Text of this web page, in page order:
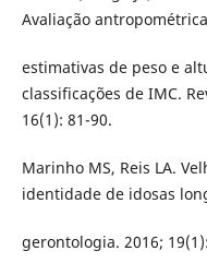
Avaliação
estimativas de peso e
classificações de IMC.
16(1): 81-90.
Marinho MS, Reis LA.
identidade de idosas
gerontologia. 2016;